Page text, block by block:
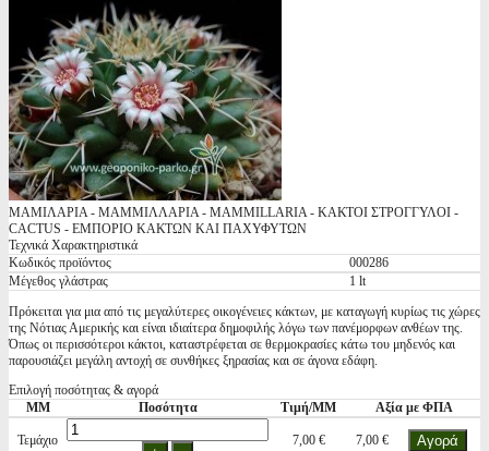
ΜΑΜΙΛΑΡΙΑ - ΜΑΜΜΙΛΛΑΡΙΑ - MAMMILLARIA - ΚΑΚΤΟΙ ΣΤΡΟΓΓΥΛΟΙ -
CACTUS - ΕΜΠΟΡΙΟ ΚΑΚΤΩΝ ΚΑΙ ΠΑΧΥΦΥΤΩΝ
Τεχνικά Χαρακτηριστικά
Κωδικός προϊόντος
000286
Μέγεθος γλάστρας
1 lt
Πρόκειται για μια από τις μεγαλύτερες οικογένειες κάκτων, με καταγωγή κυρίως τις χώρες
της Νότιας Αμερικής και είναι ιδιαίτερα δημοφιλής λόγω των πανέμορφων ανθέων της.
Όπως οι περισσότεροι κάκτοι, καταστρέφεται σε θερμοκρασίες κάτω του μηδενός και
παρουσιάζει μεγάλη αντοχή σε συνθήκες ξηρασίας και σε άγονα εδάφη.
Επιλογή ποσότητας & αγορά
ΜΜ
Ποσότητα Τιμή/ΜΜ Αξία με ΦΠΑ
Τεμάχιο 7,00 € 7,00 €